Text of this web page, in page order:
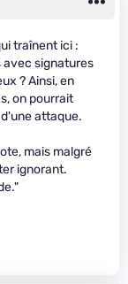
traînent ici :
avec signatures
? Ainsi, en
on pourrait
attaque.
mais malgré
ignorant.